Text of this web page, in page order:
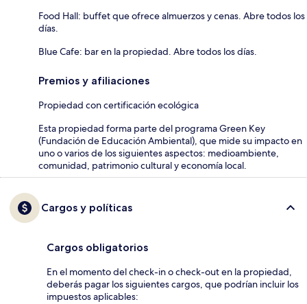
Food Hall: buffet que ofrece almuerzos y cenas. Abre todos los
días.
Blue Cafe: bar en la propiedad. Abre todos los días.
Premios y afiliaciones
Propiedad con certificación ecológica
Esta propiedad forma parte del programa Green Key
(Fundación de Educación Ambiental), que mide su impacto en
uno o varios de los siguientes aspectos: medioambiente,
comunidad, patrimonio cultural y economía local.
Cargos y políticas
Cargos obligatorios
En el momento del check-in o check-out en la propiedad,
deberás pagar los siguientes cargos, que podrían incluir los
impuestos aplicables: